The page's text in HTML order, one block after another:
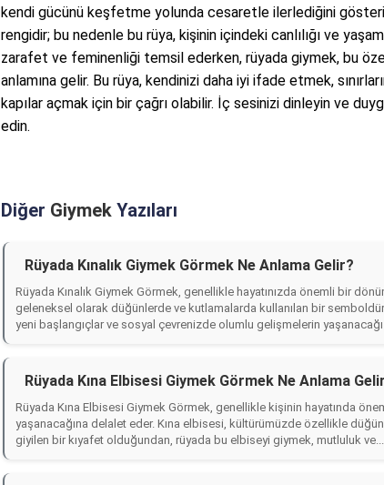
kendi gücünü keşfetme yolunda cesaretle ilerlediğini
rengidir; bu nedenle bu rüya, kişinin içindeki canlılığı ve
zarafet ve feminenliği temsil ederken, rüyada giymek, bu
anlamına gelir. Bu rüya, kendinizi daha iyi ifade etmek,
kapılar açmak için bir çağrı olabilir. İç sesinizi dinleyin ve
edin.
Diğer Giymek Yazıları
Rüyada Kınalık Giymek Görmek Ne Anlama Gelir?
Rüyada Kınalık Giymek Görmek, genellikle hayatınızda önemli bir
geleneksel olarak düğünlerde ve kutlamalarda kullanılan bir
yeni başlangıçlar ve sosyal çevrenizde olumlu gelişmelerin yaşanacağı
Rüyada Kına Elbisesi Giymek Görmek Ne Anlama
Rüyada Kına Elbisesi Giymek Görmek, genellikle kişinin hayatında
yaşanacağına delalet eder. Kına elbisesi, kültürümüzde özellikle
giyilen bir kıyafet olduğundan, rüyada bu elbiseyi giymek, mutluluk ve...